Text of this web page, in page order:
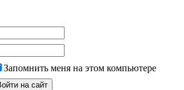
Запомнить меня на этом компьютере